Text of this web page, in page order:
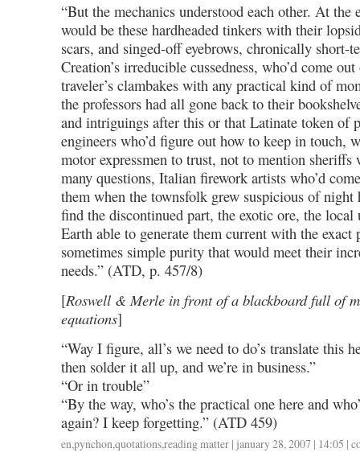
p.
577
“But the mechanics understood each other. At the
would be these hardheaded tinkers with their
scars, and singed-off eyebrows, chronically short-
Creation’s irreducible cussedness, who’d come
traveler’s clambakes with any practical kind of
the professors had all gone back to their
and intriguings after this or that Latinate token of
engineers who’d figure out how to keep in touch,
motor expressmen to trust, not to mention sheriffs
many questions, Italian firework artists who’d
them when the townsfolk grew suspicious of night
find the discontinued part, the exotic ore, the
Earth able to generate them current with the exact
sometimes simple purity that would meet their
needs.” (ATD, p. 457/8)
[Roswell & Merle in front of a blackboard full of
equations]
“Way I figure, all’s we need to do’s translate this
then solder it all up, and we’re in business.”
“Or in trouble”
“By the way, who’s the practical one here and
again? I keep forgetting.” (ATD 459)
en,pynchon,quotations,reading matter | january 28, 2007 | 14:05 |